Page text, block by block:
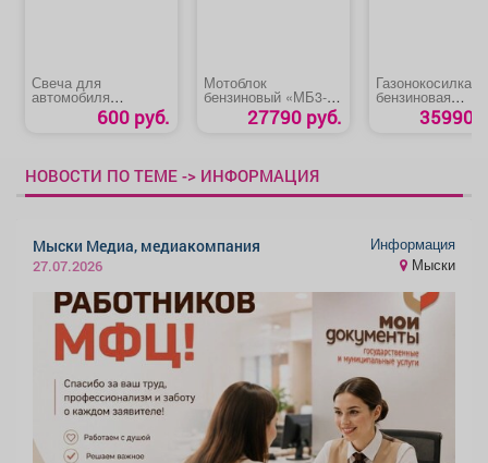
Свеча для
автомобиля
«Hyundai Solaris»
600 руб.
Мотоблок
бензиновый «МБ3-
703 ЕСО»27790 руб.
Газонокосилка
бензиновая
«DENZEL GLD-
520SP»35990
НОВОСТИ ПО ТЕМЕ -> ИНФОРМАЦИЯ
Мыски Медиа, медиакомпания
27.07.2026
Информация
Мыски